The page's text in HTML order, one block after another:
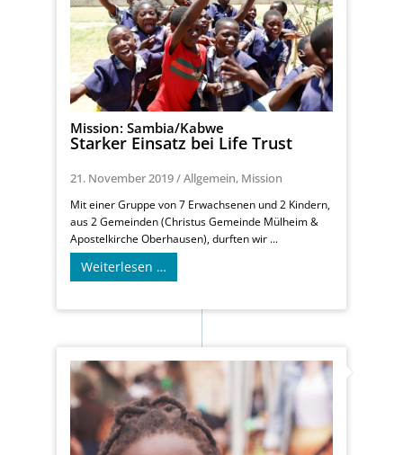
Mission: Sambia/Kabwe
Starker Einsatz bei Life Trust
21. November 2019/Allgemein, Mission
Mit einer Gruppe von 7 Erwachsenen und 2 Kindern,
aus 2 Gemeinden (Christus Gemeinde Mülheim &
Apostelkirche Oberhausen), durften wir ...
Weiterlesen …